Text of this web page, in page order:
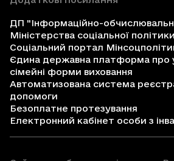
ДП "Інформаційно-
Міністерства соціальної політики
Соціальний портал
Єдина державна платформа про
сімейні форми виховання
Автоматизована система
допомоги
Безоплатне протезування
Електронний кабінет особи з